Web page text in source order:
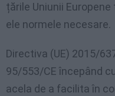
țările Uniunii
ele normele necesare.
Directiva (UE) 2015/
95/553/CE începând
acela de a facilita în